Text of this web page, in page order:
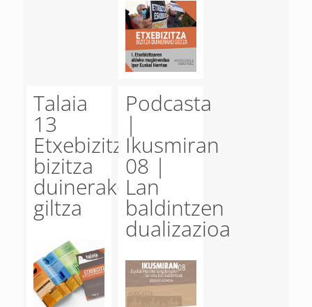
Talaia
13
Etxebizitza,
bizitza
duinerako
giltza
Podcasta
|
Ikusmiran
08 |
Lan
baldintzen
dualizazioa